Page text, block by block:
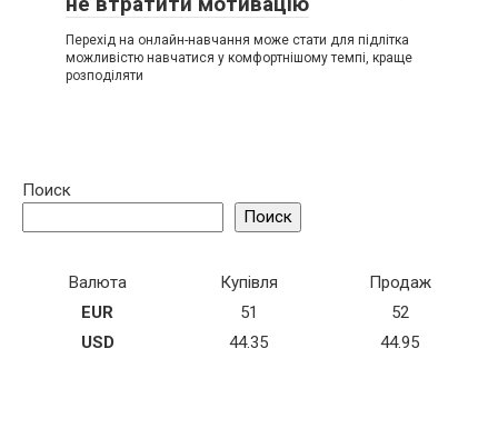
Перехід на онлайн-навчання може стати для підлітка
можливістю навчатися у комфортнішому темпі, краще
розподіляти
Поиск
Поиск
Валюта Купівля
Продаж
EUR
51
52
USD
44.35 44.95